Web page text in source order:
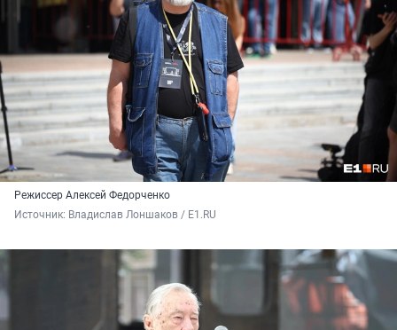
Режиссер Алексей Федорченко
Источник: Владислав Лоншаков / E1.RU